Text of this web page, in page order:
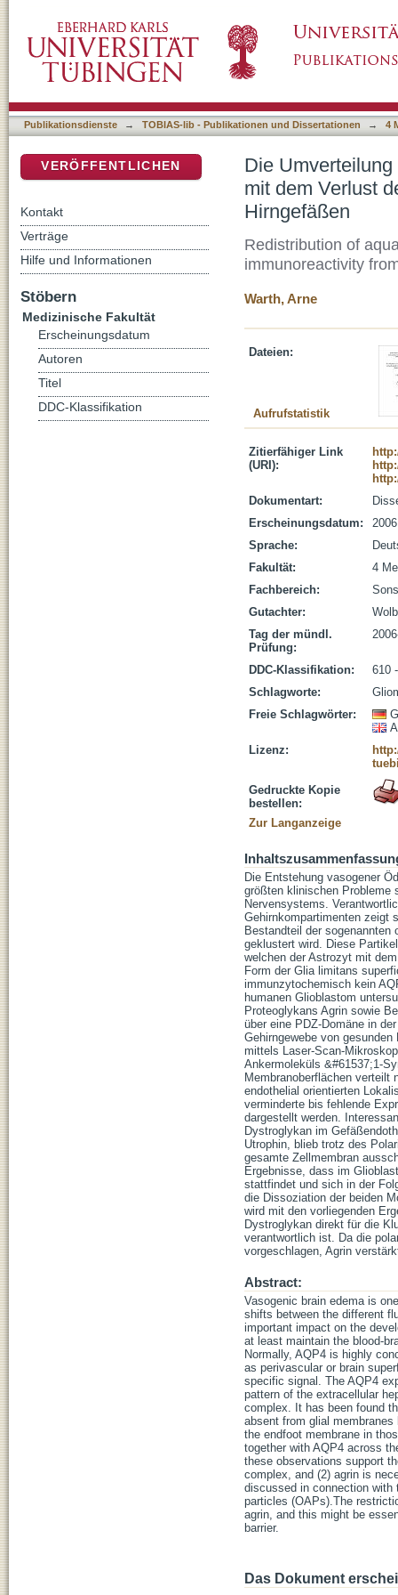
Immunreaktivität in der Basalmembran von
Publikationsdienste → TOBIAS-lib - Publikationen und Dissertationen → 4
Die
mit dem Verlust
Hirngefäßen
Redistribution of
immunoreactivity
Warth, Arne
Dateien:
Aufrufstatistik
Zitierfähiger Link
(URI):
Dokumentart:
Erscheinungsdatum:
2006
Sprache:
Fakultät:
4
Fachbereich:
Gutachter:
Tag der mündl.
Prüfung:
DDC-Klassifikation:
610
Schlagworte:
Freie Schlagwörter:
Lizenz:
Gedruckte Kopie
bestellen:
Zur Langanzeige
Die Entstehung vasogener
größten klinischen Probleme
Nervensystems.
Gehirnkompartimenten zeigt
Bestandteil der
geklustert wird. Diese
welchen der Astrozyt mit
Form der Glia limitans
immunzytochemisch kein
humanen Glioblastom
Proteoglykans Agrin sowie
über eine PDZ-Domäne in
Gehirngewebe von
mittels Laser-Scan-
Ankermoleküls &#61537;1-
Membranoberflächen verteilt
endothelial orientierten
verminderte bis fehlende
dargestellt werden.
Dystroglykan im
Utrophin, blieb trotz des
gesamte Zellmembran
Ergebnisse, dass im
stattfindet und sich in der
die Dissoziation der beiden
wird mit den vorliegenden
Dystroglykan direkt für die
verantwortlich ist. Da die
vorgeschlagen, Agrin
Abstract:
Vasogenic brain edema is
shifts between the different
important impact on the
at least maintain the blood-
Normally, AQP4 is highly
as perivascular or brain
specific signal. The AQP4
pattern of the extracellular
complex. It has been found
absent from glial
the endfoot membrane in
together with AQP4 across
these observations support
complex, and (2) agrin is
discussed in connection with
particles (OAPs).The
agrin, and this might be
barrier.
Das Dokument
VERÖFFENTLICHEN
Kontakt
Verträge
Hilfe und Informationen
Stöbern
Medizinische Fakultät
Erscheinungsdatum
Autoren
Titel
DDC-Klassifikation